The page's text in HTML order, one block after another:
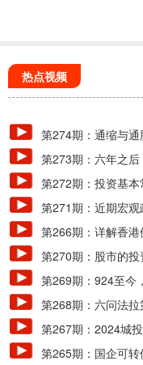
热点视频
第274期：通缩与
路
第273期：六年之
2、GDP、城镇化分
第272期：投资基
投资是不可能有的
第271期：近期宏
点分析
第266期：详解香
收益测算
第270期：股市的
利、估值和时间周期
第269期：924至今
亿成交量，正常吗？
第268期：六问法
跃亭会回国吗？
第267期：2024城
127.20亿美元
第265期：国企可